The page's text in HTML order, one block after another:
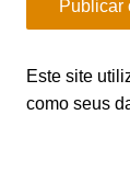
Este site
como seus